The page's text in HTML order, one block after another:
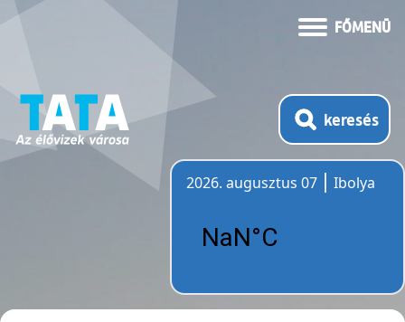
FŐMENÜ
keresés
2026. augusztus 07
Ibolya